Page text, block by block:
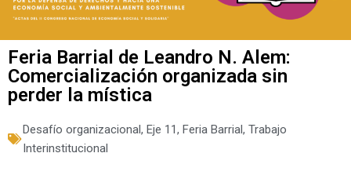
Feria Barrial de Leandro N. Alem:
Comercialización organizada sin
perder la mística
Desafío organizacional, Eje 11, Feria Barrial, Trabajo
Interinstitucional